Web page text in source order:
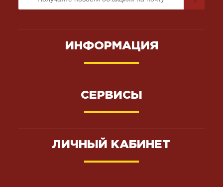
ИНФОРМАЦИЯ
СЕРВИСЫ
ЛИЧНЫЙ КАБИНЕТ